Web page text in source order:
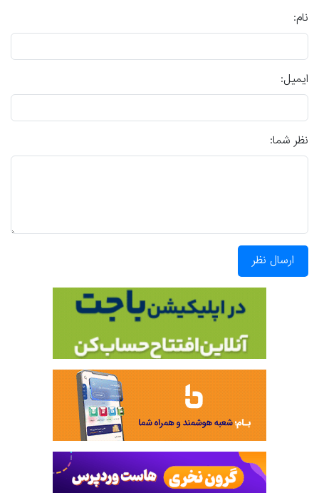
نام:
ایمیل:
نظر شما:
ارسال نظر